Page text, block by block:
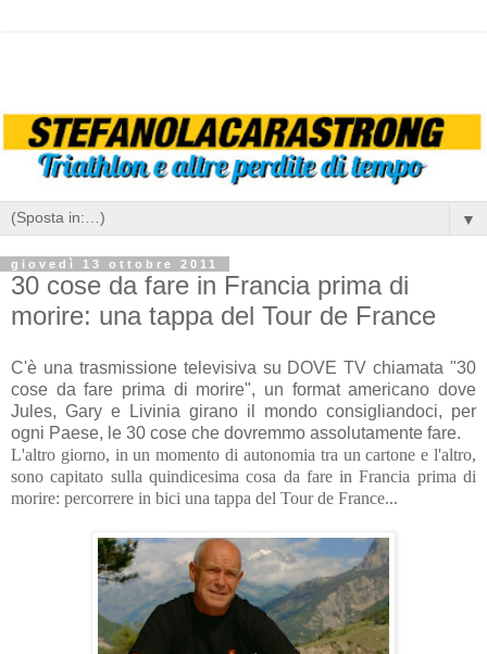
▼
giovedì 13 ottobre 2011
30 cose da fare in Francia prima di
morire: una tappa del Tour de France
C'è una trasmissione televisiva su DOVE TV chiamata "30
cose da fare prima di morire", un format americano dove
Jules, Gary e Livinia girano il mondo consigliandoci, per
ogni Paese, le 30 cose che dovremmo assolutamente fare.
L'altro giorno, in un momento di autonomia tra un cartone e l'altro,
sono capitato sulla quindicesima cosa da fare in Francia prima di
morire: percorrere in bici una tappa del Tour de France...